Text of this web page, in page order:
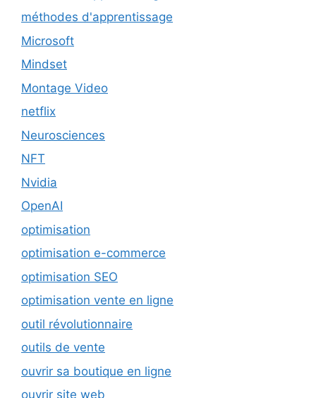
méthodes d'apprentissage
Microsoft
Mindset
Montage Video
netflix
Neurosciences
NFT
Nvidia
OpenAI
optimisation
optimisation e-commerce
optimisation SEO
optimisation vente en ligne
outil révolutionnaire
outils de vente
ouvrir sa boutique en ligne
ouvrir site web